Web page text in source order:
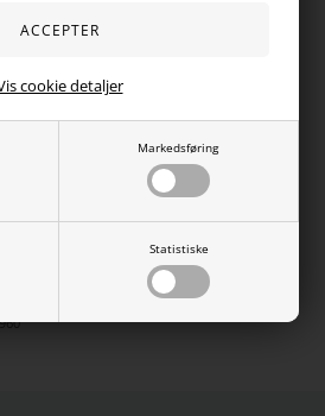
Markedsføring
Statistiske
cookie detaljer
ribstrik har en fin rund hals med
pasform og
og lukke.
bomuld, 38% TENCEL™ Modal, 5%